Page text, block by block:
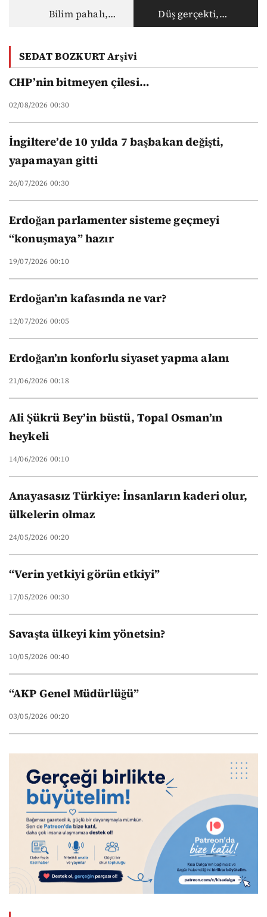
Bilim pahalı,
üniversitelerinin
yeni düzeni
Düş gerçekti,
gerçek haksız
SEDAT BOZKURT Arşivi
CHP’nin bitmeyen çilesi…
02/08/2026 00:30
İngiltere’de 10 yılda 7 başbakan değişti,
yapamayan gitti
26/07/2026 00:30
Erdoğan parlamenter sisteme geçmeyi
“konuşmaya” hazır
19/07/2026 00:10
Erdoğan’ın kafasında ne var?
12/07/2026 00:05
Erdoğan’ın konforlu siyaset yapma alanı
21/06/2026 00:18
Ali Şükrü Bey’in büstü, Topal Osman’ın
heykeli
14/06/2026 00:10
Anayasasız Türkiye: İnsanların kaderi olur,
ülkelerin olmaz
24/05/2026 00:20
“Verin yetkiyi görün etkiyi”
17/05/2026 00:30
Savaşta ülkeyi kim yönetsin?
10/05/2026 00:40
“AKP Genel Müdürlüğü”
03/05/2026 00:20